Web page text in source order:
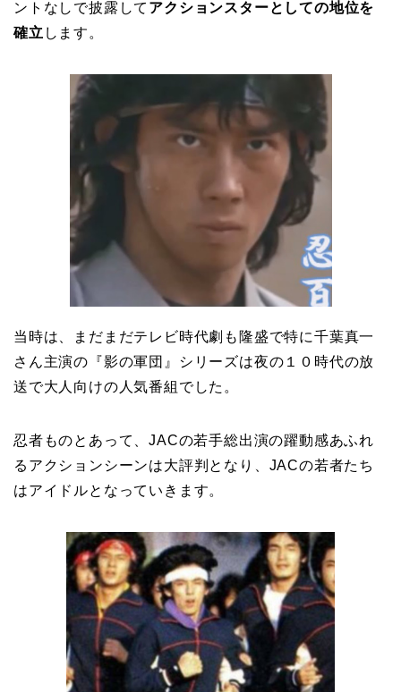
ントなしで披露して アクションスターとしての地位を
確立 します。
当時は、まだまだテレビ時代劇も隆盛で特に千葉真一
さん主演の『影の軍団』シリーズは夜の１０時代の放
送で大人向けの人気番組でした。
忍者ものとあって、JACの若手総出演の躍動感あふれ
るアクションシーンは大評判となり、JACの若者たち
はアイドルとなっていきます。